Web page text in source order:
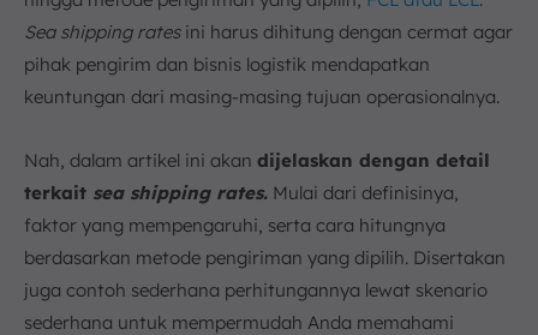
Sea shipping rates ini harus dihitung dengan cermat agar
pihak pengirim dan bisnis logistik mendapatkan
keuntungan dari masing-masing tujuan operasionalnya.
Nah, dalam artikel ini akan dijelaskan dengan detail
terkait sea shipping rates. Mulai dari definisinya,
faktor yang mempengaruhi, serta cara hitungnya
berdasarkan metode pengiriman yang dipilih. Disertakan
juga contoh sederhana perhitungannya lewat skenario
sederhana untuk mempermudah Anda memahami